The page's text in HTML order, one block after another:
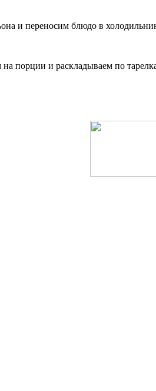
и переносим блюдо в холодильник
порции и раскладываем по